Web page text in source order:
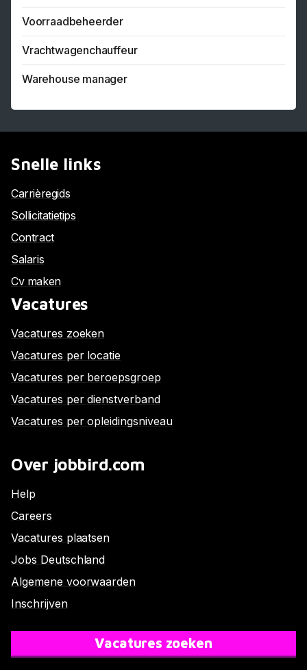
Voorraadbeheerder
Vrachtwagenchauffeur
Warehouse manager
Snelle links
Carrièregids
Sollicitatietips
Contract
Salaris
Cv maken
Vacatures
Vacatures zoeken
Vacatures per locatie
Vacatures per beroepsgroep
Vacatures per dienstverband
Vacatures per opleidingsniveau
Over jobbird.com
Help
Careers
Vacatures plaatsen
Jobs Deutschland
Algemene voorwaarden
Inschrijven
Vacatures zoeken